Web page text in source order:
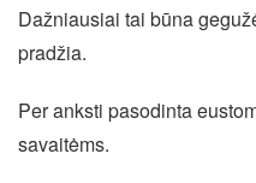
Dažniausiai tai būna
pradžia.
Per anksti pasodinta
savaitėms.